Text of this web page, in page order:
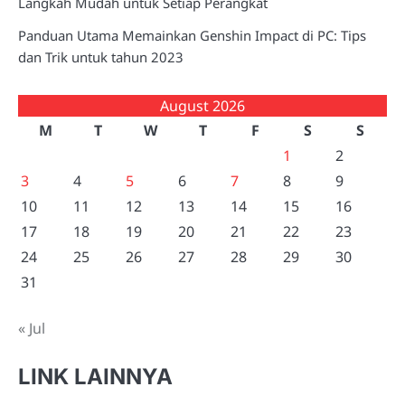
Panduan Utama Memainkan Genshin Impact di PC: Tips
dan Trik untuk tahun 2023
August 2026
M
T W T F S
S
1
2
3
4 5 6 7 8
9
10
11 12 13 14 15
16
17
18 19 20 21 22
23
24
25 26 27 28 29
30
31
« Jul
LINK LAINNYA